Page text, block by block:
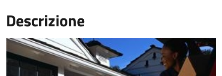
Descrizione